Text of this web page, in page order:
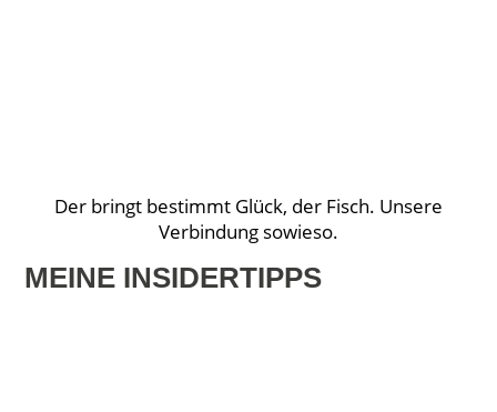
Der bringt bestimmt Glück, der Fisch. Unsere
Verbindung sowieso.
MEINE INSIDERTIPPS